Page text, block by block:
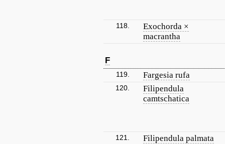
118.
Exochorda ×
macrantha
F
119. Fargesia rufa
120.
Filipendula
camtschatica
121. Filipendula palmata